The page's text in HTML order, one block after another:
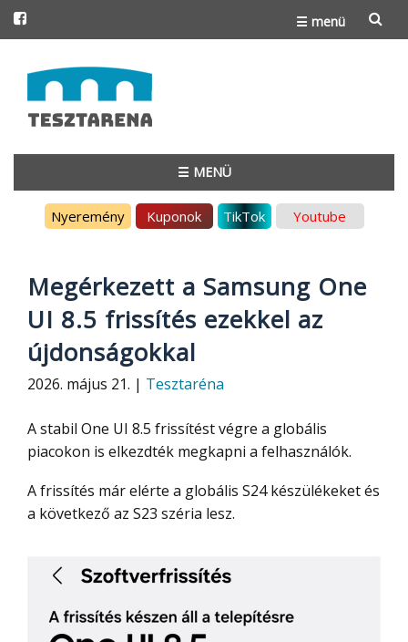
☰ menü
to
content
☰ MENÜ
Nyeremény Kuponok TikTok Youtube
Megérkezett a Samsung One
UI 8.5 frissítés ezekkel az
újdonságokkal
2026. május 21. | Tesztaréna
A stabil One UI 8.5 frissítést végre a globális
piacokon is elkezdték megkapni a felhasználók.
A frissítés már elérte a globális S24 készülékeket és
a következő az S23 széria lesz.